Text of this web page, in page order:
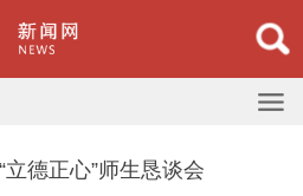
德正心”师生恳谈会